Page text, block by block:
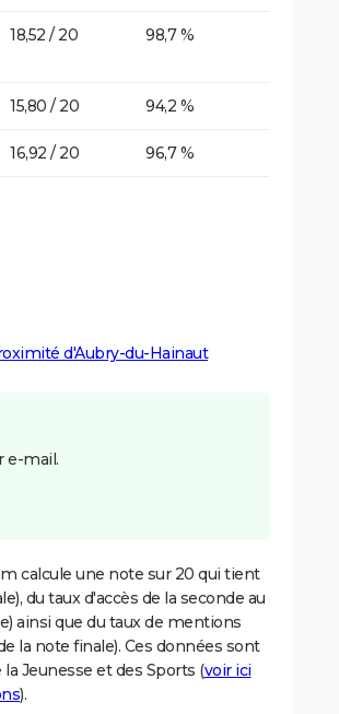
18,52 / 20 98,7 %
15,80 / 20 94,2 %
16,92 / 20 96,7 %
d'Aubry-du-Hainaut
e-mail.
calcule une note sur 20 qui tient
du taux d'accès de la seconde au
ainsi que du taux de mentions
la note finale). Ces données sont
Jeunesse et des Sports (voir ici
).